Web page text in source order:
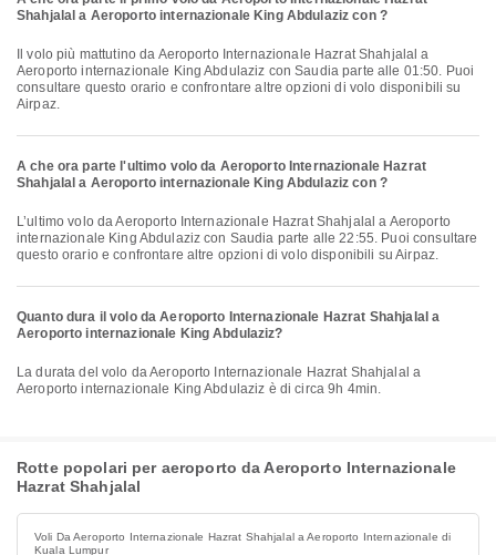
Shahjalal a Aeroporto internazionale King Abdulaziz con ?
Aeroporto internazionale King Abdulaziz con Saudia parte alle 01:50. Puoi
consultare questo orario e confrontare altre opzioni di volo disponibili su
Airpaz.
A che ora parte l'ultimo volo da Aeroporto Internazionale Hazrat
Shahjalal a Aeroporto internazionale King Abdulaziz con ?
L’ultimo volo da Aeroporto Internazionale Hazrat Shahjalal a Aeroporto
internazionale King Abdulaziz con Saudia parte alle 22:55. Puoi consultare
questo orario e confrontare altre opzioni di volo disponibili su Airpaz.
Quanto dura il volo da Aeroporto Internazionale Hazrat Shahjalal a
Aeroporto internazionale King Abdulaziz?
La durata del volo da Aeroporto Internazionale Hazrat Shahjalal a
Aeroporto internazionale King Abdulaziz è di circa 9h 4min.
Rotte popolari per aeroporto da Aeroporto Internazionale
Hazrat Shahjalal
Voli Da Aeroporto Internazionale Hazrat Shahjalal a Aeroporto Internazionale di
Kuala Lumpur